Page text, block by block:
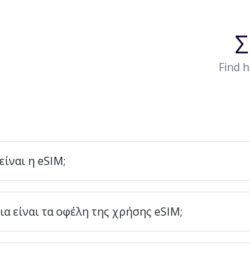
Find
η eSIM;
είναι τα οφέλη της χρήσης eSIM;